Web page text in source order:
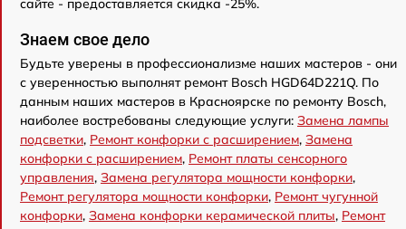
сайте - предоставляется скидка -25%.
Знаем свое дело
Будьте уверены в профессионализме наших мастеров - они
с уверенностью выполнят ремонт Bosch HGD64D221Q. По
данным наших мастеров в Красноярске по ремонту Bosch,
наиболее востребованы следующие услуги: Замена лампы
подсветки, Ремонт конфорки с расширением, Замена
конфорки с расширением, Ремонт платы сенсорного
управления, Замена регулятора мощности конфорки,
Ремонт регулятора мощности конфорки, Ремонт чугунной
конфорки, Замена конфорки керамической плиты, Ремонт